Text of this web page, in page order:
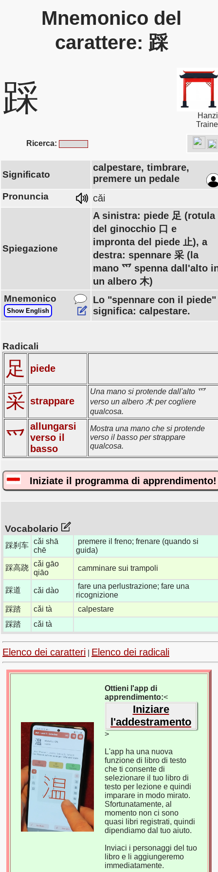
Mnemonico del
carattere: 踩
踩
Ricerca:
Significato
calpestare, timbrare,
premere un pedale
Pronuncia cǎi
Spiegazione
A sinistra: piede 足 (rotula
del ginocchio 口 e
impronta del piede 止), a
destra: spennare 采 (la
mano 爫 spenna dall'alto
un albero 木)
Mnemonico
Show English
Lo "spennare con il piede"
significa: calpestare.
Radicali
足 piede
采 strappare
Una mano si protende dall'alto 爫
verso un albero 木 per cogliere
qualcosa.
爫
allungarsi
verso il
basso
Mostra una mano che si protende
verso il basso per strappare
qualcosa.
Iniziate il programma di apprendimento!
Vocabolario
踩刹车 cǎi shā
chē
premere il freno; frenare (quando si
guida)
踩高跷 cǎi gāo
qiāo
camminare sui trampoli
踩道 cǎi dào
fare una perlustrazione; fare una
ricognizione
踩踏
cǎi tà
calpestare
踩踏
cǎi tà
Elenco dei caratteri Elenco dei radicali
Ottieni l'app di
apprendimento:<
Iniziare
l'addestramento
>
L'app ha una nuova
funzione di libro di testo
che ti consente di
selezionare il tuo libro di
testo per lezione e quindi
imparare in modo mirato.
Sfortunatamente, al
momento non ci sono
quasi libri registrati, quindi
dipendiamo dal tuo aiuto.
Inviaci i personaggi del tuo
libro e li aggiungeremo
immediatamente.